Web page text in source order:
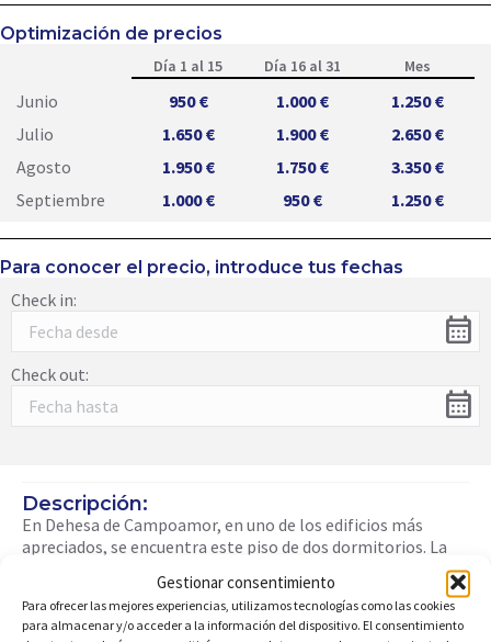
Gestionar consentimiento
Para ofrecer las mejores experiencias, utilizamos tecnologías como las cookies
para almacenar y/o acceder a la información del dispositivo. El consentimiento
Optimización de precios
Día 1 al 15 Día 16 al 31 Mes
Junio 950 € 1.000 €
1.250 €
Julio
1.650 € 1.900 €
2.650 €
Agosto
1.950 € 1.750 €
3.350 €
Septiembre
1.000 € 950 € 1.250 €
Para conocer el precio, introduce tus fechas
Check in:
calendar_month
Check out:
calendar_month
Descripción:
En Dehesa de Campoamor, en uno de los edificios más
apreciados, se encuentra este piso de dos dormitorios. La
independiente con zona de galería separada, salón-
comedor y terraza acristalada. La comunidad ofrece una
zona ajardinada, piscina y aparcamiento privado asignado a